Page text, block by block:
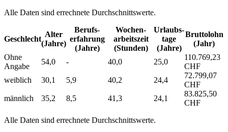
Alle Daten sind errechnete Durchschnittswerte.
Geschlecht
Alter
(Jahre)
Berufs­
erfahrung
(Jahre)
Wochen­
arbeitszeit
(Stunden)
Urlaubs­
tage
(Jahre)
Bruttolohn
(Jahr)
Ohne
Angabe
54,0 - 40,0 25,0
110.769,23
CHF
weiblich
30,1 5,9 40,2 24,4
72.799,07
CHF
männlich
35,2 8,5 41,3 24,1
83.825,50
CHF
Alle Daten sind errechnete Durchschnittswerte.